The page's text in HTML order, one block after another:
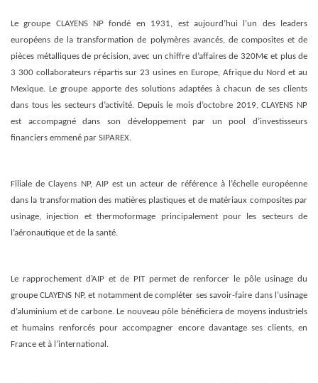
Le groupe CLAYENS NP fondé en 1931, est aujourd’hui l’un des leaders
européens de la transformation de polymères avancés, de composites et de
pièces métalliques de précision, avec un chiffre d’affaires de 320M€ et plus de
3 300 collaborateurs répartis sur 23 usines en Europe, Afrique du Nord et au
Mexique. Le groupe apporte des solutions adaptées à chacun de ses clients
dans tous les secteurs d’activité. Depuis le mois d’octobre 2019, CLAYENS NP
est accompagné dans son développement par un pool d’investisseurs
financiers emmené par SIPAREX.
Filiale de Clayens NP, AIP est un acteur de référence à l’échelle européenne
dans la transformation des matières plastiques et de matériaux composites par
usinage, injection et thermoformage principalement pour les secteurs de
l’aéronautique et de la santé.
Le rapprochement d’AIP et de PIT permet de renforcer le pôle usinage du
groupe CLAYENS NP, et notamment de compléter ses savoir-faire dans l’usinage
d’aluminium et de carbone. Le nouveau pôle bénéficiera de moyens industriels
et humains renforcés pour accompagner encore davantage ses clients, en
France et à l’international.